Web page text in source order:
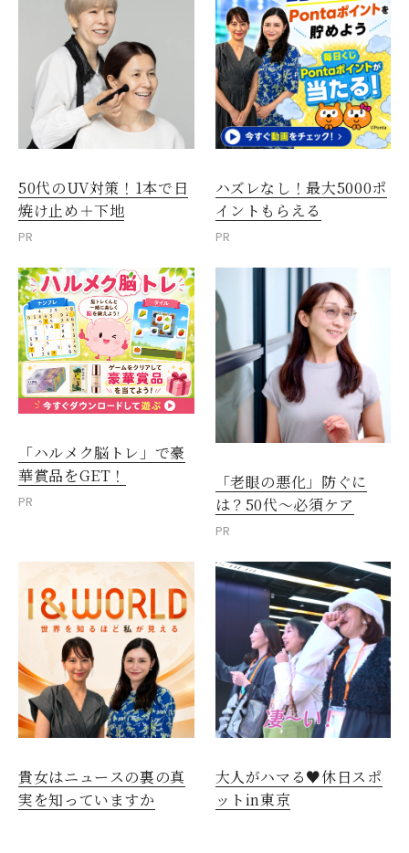
50代のUV対策！1本で日
焼け止め＋下地
PR
ハズレなし！最大5000ポ
イントもらえる
PR
「ハルメク脳トレ」で豪
華賞品をGET！
PR
「老眼の悪化」防ぐに
は？50代～必須ケア
PR
貴女はニュースの裏の真
実を知っていますか
大人がハマる♥休日スポ
ットin東京